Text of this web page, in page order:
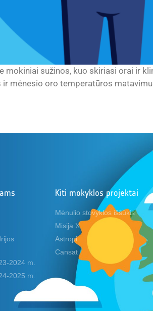
mokiniai sužinos, kuo skiriasi orai ir
mėnesio oro temperatūros
2024 m.
2025 m.
Kiti mokyklos projektai
Mėnulio stovyklos iššūkis
Misija X
Astropi
Cansat